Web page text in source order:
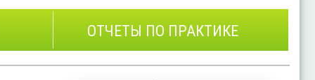
ОТЧЕТЫ ПО ПРАКТИКЕ